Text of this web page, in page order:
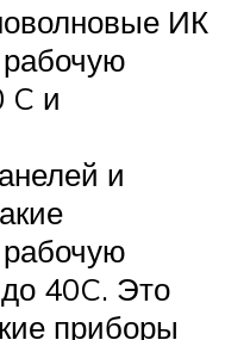
ИК
C и
и
40C. Это
приборы